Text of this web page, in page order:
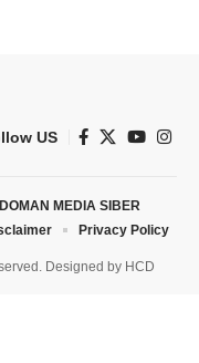
US
Designed by HCD
MEDIA SIBER
Privacy Policy